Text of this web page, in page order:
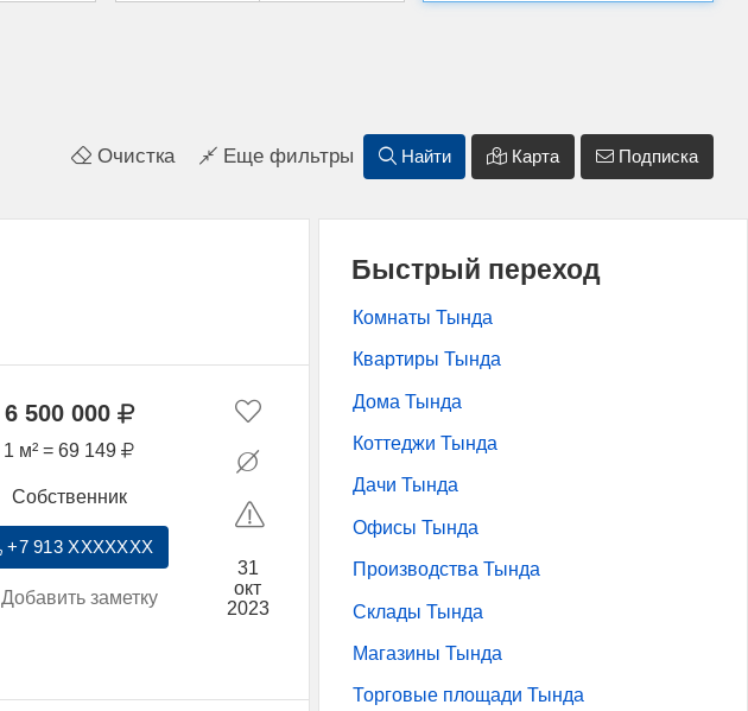
Очистка Еще фильтры Найти Карта Подписка
6 500 000
1 м² = 69 149
Собственник
+7 913 XXXXXXX
Добавить заметку
31
окт
2023
Быстрый переход
Комнаты Тында
Квартиры Тында
Дома Тында
Коттеджи Тында
Дачи Тында
Офисы Тында
Производства Тында
Склады Тында
Магазины Тында
Торговые площади Тында